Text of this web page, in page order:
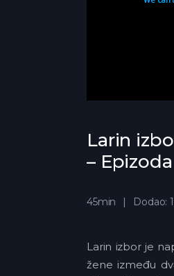
Larin
– Epizoda
45min Dodao:
Larin izbor je
žene između